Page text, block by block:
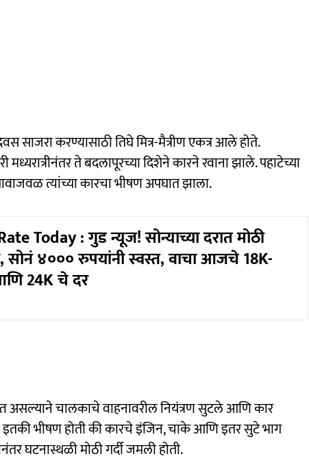
साजरा करण्यासाठी तिघे मित्र-मैत्रीण एकत्र आले होते.
मध्यरात्रीनंतर ते बदलापूरच्या दिशेने कारने रवाना झाले. पहाटेच्या
त्यांच्या कारचा भीषण अपघात झाला.
Today : गुड न्यूज! सोन्याच्या दरात मोठी
४००० रुपयांनी स्वस्त, वाचा आजचे 18K-
24K चे दर
असल्याने चालकाचे वाहनावरील नियंत्रण सुटले आणि कार
भीषण होती की कारचे इंजिन, चाके आणि इतर सुटे भाग
घटनास्थळी मोठी गर्दी जमली होती.